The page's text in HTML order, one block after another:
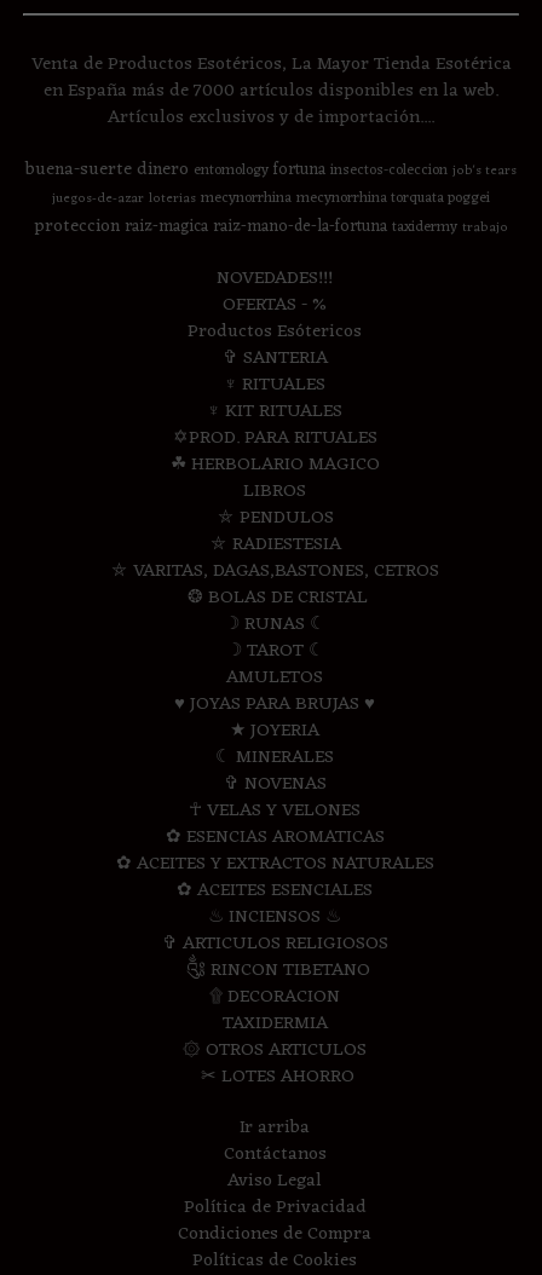
Venta de Productos Esotéricos, La Mayor Tienda Esotérica
en España más de 7000 artículos disponibles en la web.
Artículos exclusivos y de importación....
buena-suertedinero entomologyfortunainsectos-coleccion job's tears
juegos-de-azar loterias mecynorrhinamecynorrhina torquata poggei
proteccion raiz-magica raiz-mano-de-la-fortunataxidermy trabajo
NOVEDADES!!!
OFERTAS - %
Productos Esótericos
✞ SANTERIA
♆ RITUALES
♆ KIT RITUALES
✡PROD. PARA RITUALES
☘ HERBOLARIO MAGICO
LIBROS
⛤ PENDULOS
⛤ RADIESTESIA
⛤ VARITAS, DAGAS,BASTONES, CETROS
❂ BOLAS DE CRISTAL
☽ RUNAS ☾
☽ TAROT ☾
AMULETOS
♥ JOYAS PARA BRUJAS ♥
★ JOYERIA
☾ MINERALES
✞ NOVENAS
☥ VELAS Y VELONES
✿ ESENCIAS AROMATICAS
✿ ACEITES Y EXTRACTOS NATURALES
✿ ACEITES ESENCIALES
♨ INCIENSOS ♨
✞ ARTICULOS RELIGIOSOS
༃ RINCON TIBETANO
۩ DECORACION
TAXIDERMIA
۞ OTROS ARTICULOS
✂ LOTES AHORRO
Ir arriba
Contáctanos
Aviso Legal
Política de Privacidad
Condiciones de Compra
Políticas de Cookies